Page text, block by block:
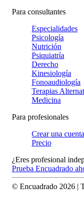
Para consultantes
Especialidades
Psicología
Nutrición
Psiquiatría
Derecho
Kinesiología
Fonoaudiología
Terapias
Medicina
Para profesionales
Crear una cuenta
Precio
¿Eres profesional
Prueba Encuadrado
© Encuadrado 2026 |